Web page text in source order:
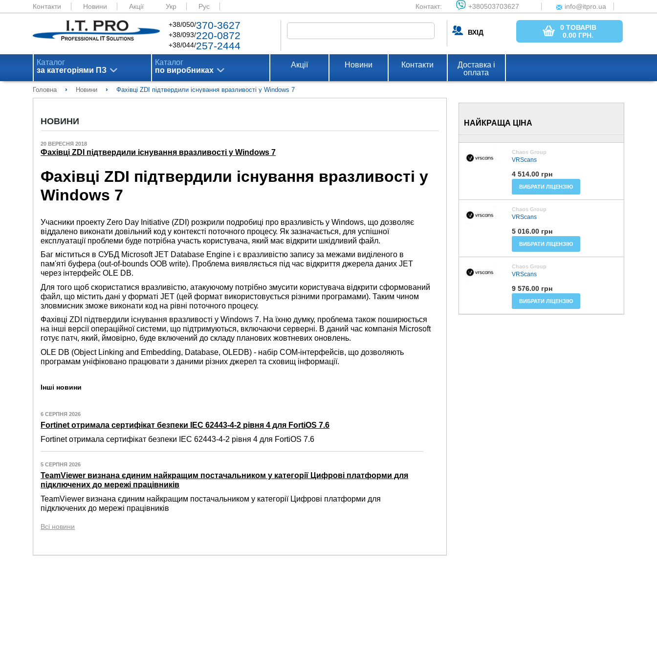
Контакти Новини Акції Укр Рус Контакт: +380503703627 info@itpro.ua
+38/050/370-3627
+38/093/220-0872
+38/044/257-2444
ВХІД
0 ТОВАРІВ
0.00 ГРН.
Каталог
за категоріями ПЗ
Каталог
по виробниках
Акції Новини Контакти
Доставка і
оплата
Головна › Новини › Фахівці ZDI підтвердили існування вразливості у Windows 7
НОВИНИ
20 ВЕРЕСНЯ 2018
Фахівці ZDI підтвердили існування вразливості у Windows 7
Фахівці ZDI підтвердили існування вразливості у
Windows 7
Учасники проекту Zero Day Initiative (ZDI) розкрили подробиці про вразливість у Windows, що дозволяє
віддалено виконати довільний код у контексті поточного процесу. Як зазначається, для успішної
експлуатації проблеми буде потрібна участь користувача, який має відкрити шкідливий файл.
Баг міститься в СУБД Microsoft JET Database Engine і є вразливістю запису за межами виділеного в
пам'яті буфера (out-of-bounds OOB write). Проблема виявляється під час відкриття джерела даних JET
через інтерфейс OLE DB.
Для того щоб скористатися вразливістю, атакуючому потрібно змусити користувача відкрити сформований
файл, що містить дані у форматі JET (цей формат використовується різними програмами). Таким чином
зловмисник зможе виконати код на рівні поточного процесу.
Фахівці ZDI підтвердили існування вразливості у Windows 7. На їхню думку, проблема також поширюється
на інші версії операційної системи, що підтримуються, включаючи серверні. В даний час компанія Microsoft
готує патч, який, ймовірно, буде включений до складу планових жовтневих оновлень.
OLE DB (Object Linking and Embedding, Database, OLEDB) - набір COM-інтерфейсів, що дозволяють
програмам уніфіковано працювати з даними різних джерел та сховищ інформації.
Інші новини
6 СЕРПНЯ 2026
Fortinet отримала сертифікат безпеки IEC 62443-4-2 рівня 4 для FortiOS 7.6
Fortinet отримала сертифікат безпеки IEC 62443-4-2 рівня 4 для FortiOS 7.6
5 СЕРПНЯ 2026
TeamViewer визнана єдиним найкращим постачальником у категорії Цифрові платформи для
підключених до мережі працівників
TeamViewer визнана єдиним найкращим постачальником у категорії Цифрові платформи для
підключених до мережі працівників
Всі новини
НАЙКРАЩА ЦІНА
Chaos Group
VRScans
4 514.00 грн
ВИБРАТИ ЛІЦЕНЗІЮ
Chaos Group
VRScans
5 016.00 грн
ВИБРАТИ ЛІЦЕНЗІЮ
Chaos Group
VRScans
9 576.00 грн
ВИБРАТИ ЛІЦЕНЗІЮ